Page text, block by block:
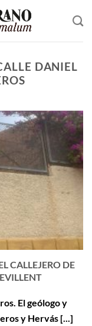
DANIEL
CALLEJERO DE
El geólogo y
y Hervás [...]